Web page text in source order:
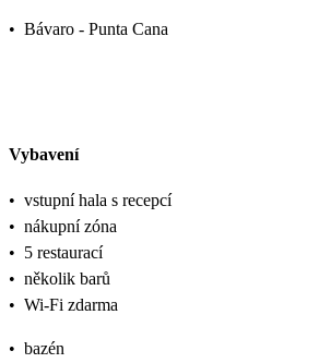
• Bávaro - Punta Cana
Vybavení
• vstupní hala s recepcí
• nákupní zóna
• 5 restaurací
• několik barů
• Wi-Fi zdarma
• bazén